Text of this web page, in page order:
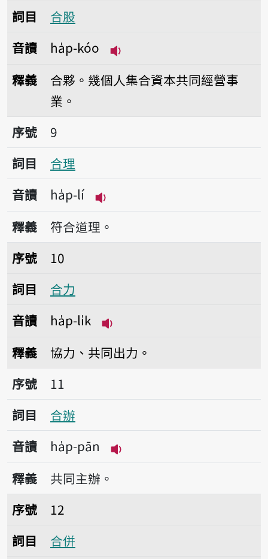
詞目
合股
音讀
ha̍p-kóo
釋義
合夥。幾個人集合資本共同經營事
業。
序號9合理
序號
9
詞目
合理
音讀
ha̍p-lí
播放音讀ha̍p-lí
釋義
符合道理。
序號10合力
序號
10
詞目
合力
音讀
ha̍p-li̍k
釋義
協力、共同出力。
序號11合辦
序號
11
詞目
合辦
音讀
ha̍p-pān
播放音讀ha̍p-pān
釋義
共同主辦。
序號12合併
序號
12
詞目
合併